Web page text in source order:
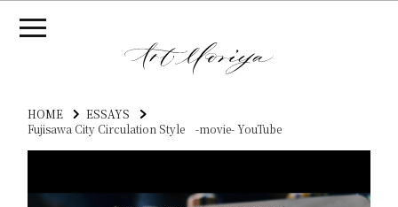
HOME
ESSAYS
Fujisawa City Circulation Style -movie- YouTube